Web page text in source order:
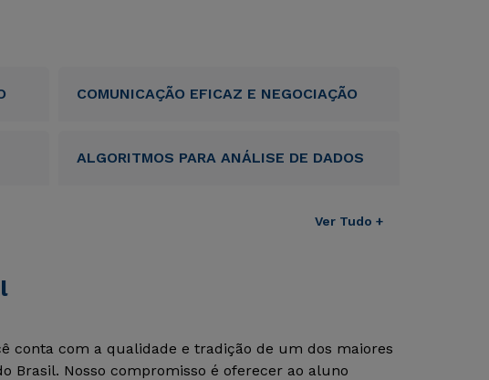
COMUNICAÇÃO EFICAZ E NEGOCIAÇÃO
ALGORITMOS PARA ANÁLISE DE DADOS
Ver Tudo +
conta com a qualidade e tradição de um dos maiores
Brasil. Nosso compromisso é oferecer ao aluno